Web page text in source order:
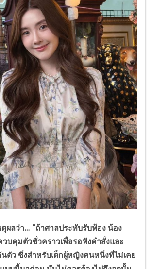
ผลว่า… “ถ้าศาลประทับรับฟ้อง น้อง
วบคุมตัวชั่วคราวเพื่อรอฟังคำสั่งและ
นตัว ซึ่งสำหรับเด็กผู้หญิงคนหนึ่งที่ไม่เคย